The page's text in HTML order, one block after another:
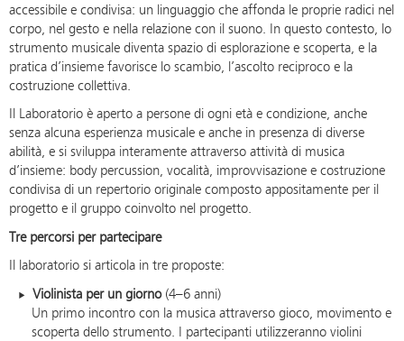
accessibile e condivisa: un linguaggio che affonda le proprie radici nel
corpo, nel gesto e nella relazione con il suono. In questo contesto, lo
strumento musicale diventa spazio di esplorazione e scoperta, e la
pratica d’insieme favorisce lo scambio, l’ascolto reciproco e la
costruzione collettiva.
Il Laboratorio è aperto a persone di ogni età e condizione, anche
senza alcuna esperienza musicale e anche in presenza di diverse
abilità, e si sviluppa interamente attraverso attività di musica
d’insieme: body percussion, vocalità, improvvisazione e costruzione
condivisa di un repertorio originale composto appositamente per il
progetto e il gruppo coinvolto nel progetto.
Tre percorsi per partecipare
Il laboratorio si articola in tre proposte:
Violinista per un giorno(4–6 anni)
Un primo incontro con la musica attraverso gioco, movimento e
scoperta dello strumento. I partecipanti utilizzeranno violini